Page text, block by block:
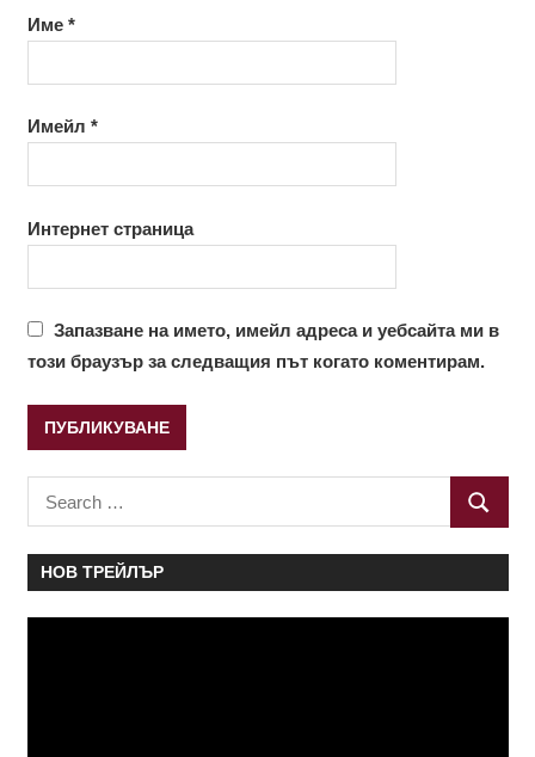
Име *
Имейл *
Интернет страница
Запазване на името, имейл адреса и уебсайта ми в
този браузър за следващия път когато коментирам.
Search
for:
SEARCH
НОВ ТРЕЙЛЪР